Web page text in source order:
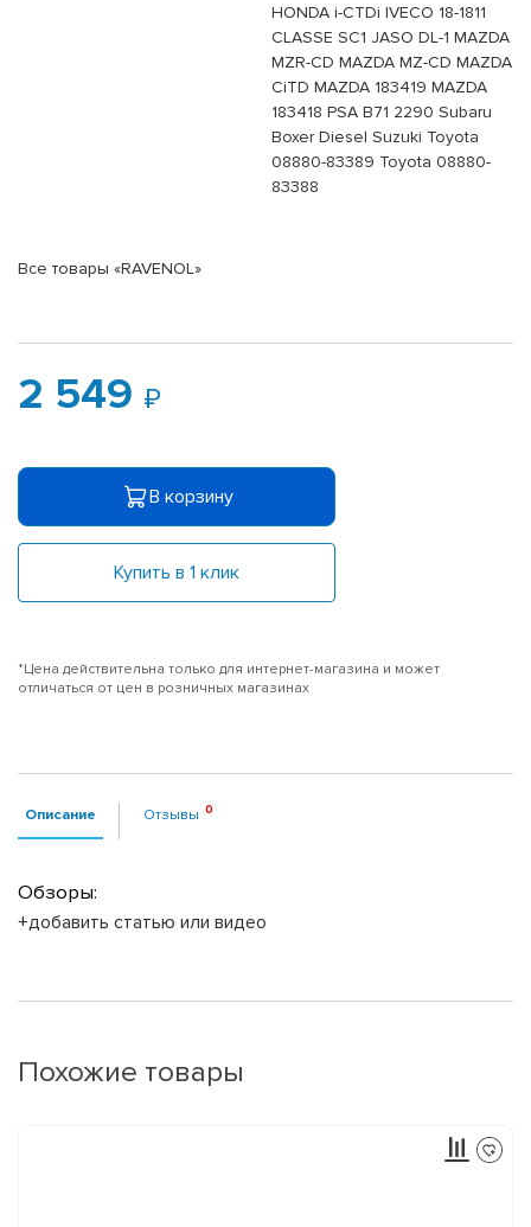
HONDA i-CTDi IVECO 18-1811
CLASSE SC1 JASO DL-1 MAZDA
MZR-CD MAZDA MZ-CD MAZDA
CiTD MAZDA 183419 MAZDA
183418 PSA B71 2290 Subaru
Boxer Diesel Suzuki Toyota
08880-83389 Toyota 08880-
83388
Все товары «RAVENOL»
2 549
В корзину
Купить в 1 клик
*Цена действительна только для интернет-магазина и может
отличаться от цен в розничных магазинах
Описание Отзывы
Обзоры:
+добавить статью или видео
Похожие товары